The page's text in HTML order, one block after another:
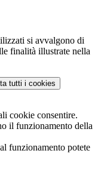
si avvalgono di
finalità illustrate nella
tutti i cookies
cookie consentire.
il funzionamento della
funzionamento potete